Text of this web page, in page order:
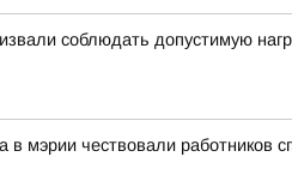
соблюдать допустимую
в мэрии чествовали работников